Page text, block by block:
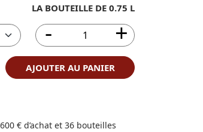
LA BOUTEILLE DE 0.75 L
AJOUTER AU PANIER
€ d’achat et 36 bouteilles